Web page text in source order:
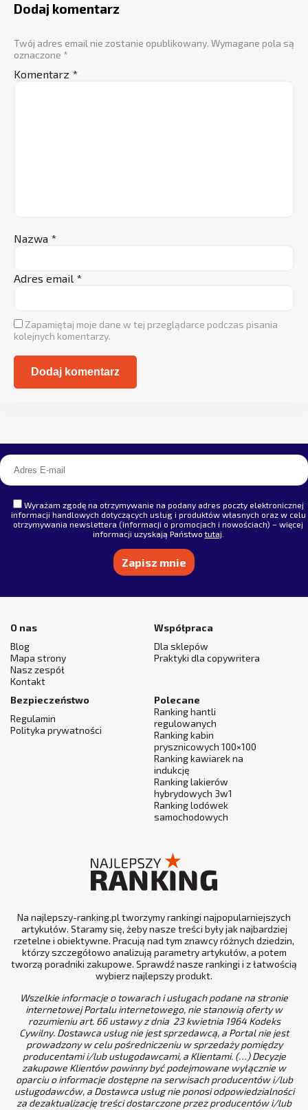
Dodaj komentarz
Twój adres email nie zostanie opublikowany. Wymagane pola są
oznaczone *
Komentarz *
Nazwa *
Adres email *
Zapamiętaj moje dane w tej przeglądarce podczas pisania
kolejnych komentarzy.
Wyrażam zgodę na otrzymywanie na podany adres poczty elektronicznej
informacji handlowych dotyczących usług i produktów własnych oraz w celu
otrzymywania newslettera (informacji o promocjach i nowościach) – więcej
informacji uzyskają Państwotutaj
O nas
Blog
Mapa strony
Nasz zespół
Kontakt
Współpraca
Dla sklepów
Praktyki dla copywritera
Bezpieczeństwo
Regulamin
Polityka prywatności
Polecane
Ranking hantli
regulowanych
Ranking kabin
prysznicowych 100×100
Ranking kawiarek na
indukcję
Ranking lakierów
hybrydowych 3w1
Ranking lodówek
samochodowych
Na najlepszy-ranking.pl tworzymy rankingi najpopularniejszych
artykułów. Staramy się, żeby nasze treści były jak najbardziej
rzetelne i obiektywne. Pracują nad tym znawcy różnych dziedzin,
którzy szczegółowo analizują parametry artykułów, a potem
tworzą poradniki zakupowe. Sprawdź nasze rankingi i z łatwością
wybierz najlepszy produkt.
Wszelkie informacje o towarach i usługach podane na stronie
internetowej Portalu internetowego, nie stanowią oferty w
rozumieniu art. 66 ustawy z dnia 23 kwietnia 1964 Kodeks
Cywilny. Dostawca usług nie jest sprzedawcą, a Portal nie jest
prowadzony w celu pośredniczeniu w sprzedaży pomiędzy
producentami i/lub usługodawcami, a Klientami. (…) Decyzje
zakupowe Klientów powinny być podejmowane wyłącznie w
oparciu o informacje dostępne na serwisach producentów i/lub
usługodawców, a Dostawca usług nie ponosi odpowiedzialności
za dezaktualizację treści dostarczone przez producentów i/lub